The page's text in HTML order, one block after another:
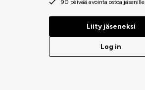
90 päivää avointa ostoa jäsenille
Liity jäseneksi
Log in